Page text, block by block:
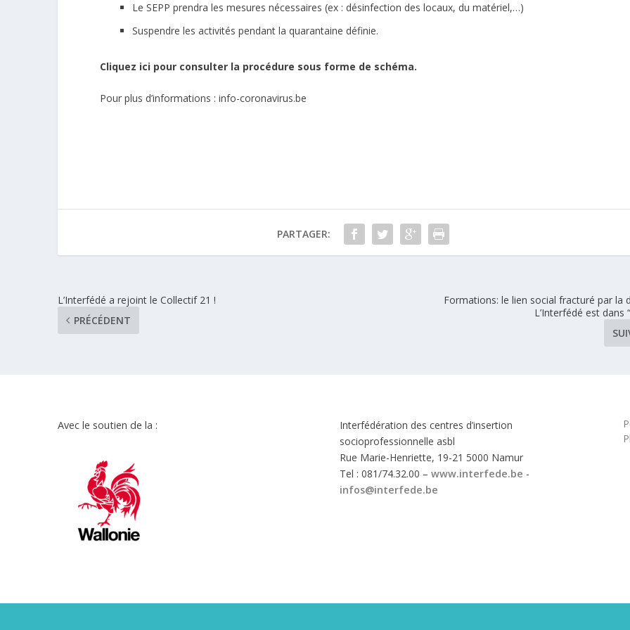
Le SEPP prendra les mesures nécessaires (ex : désinfection des locaux, du matériel,…)
Suspendre les activités pendant la quarantaine définie.
Cliquez ici pour consulter la procédure sous forme de schéma.
Pour plus d’informations :info-coronavirus.be
PARTAGER:
L’Interfédé a rejoint le Collectif 21 !
PRÉCÉDENT
Formations: le lien social fracturé par la
L’Interfédé est dans
Avec le soutien de la :
Interfédération des centres d’insertion
socioprofessionnelle asbl
Rue Marie-Henriette, 19-21 5000 Namur
Tel : 081/74.32.00 –www.interfede.be -
infos@interfede.be